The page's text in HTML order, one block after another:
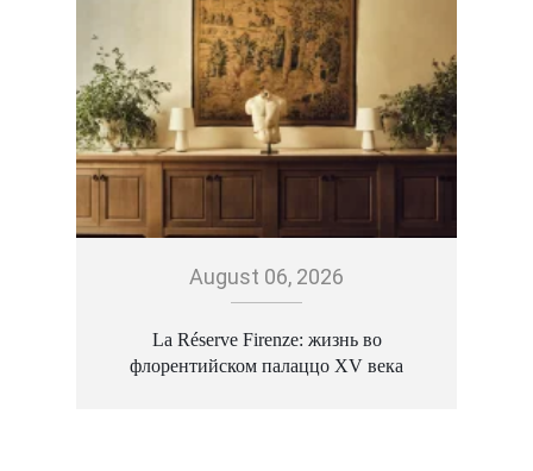
August 06, 2026
La Réserve Firenze: жизнь во
флорентийском палаццо XV века